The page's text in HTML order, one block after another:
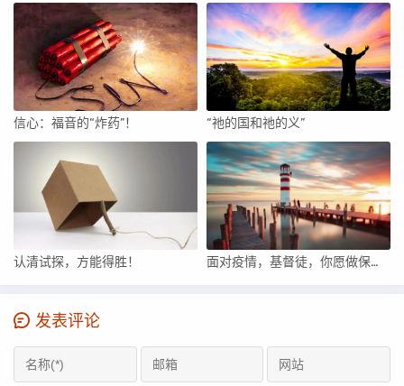
信心：福音的“炸药”！​ “祂的国和祂的义”
认清试探，方能得胜！ 面对疫情，基督徒，你愿做保罗吗？
发表评论